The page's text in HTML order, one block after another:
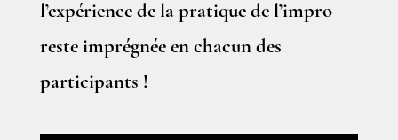
l’expérience de la pratique de l’impro
reste imprégnée en chacun des
participants !